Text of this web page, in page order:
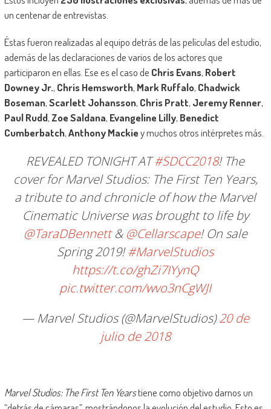
un centenar de entrevistas.
Éstas fueron realizadas al equipo detrás de las películas del estudio,
además de las declaraciones de varios de los actores que
participaron en ellas. Ese es el caso de Chris Evans, Robert
Downey Jr., Chris Hemsworth, Mark Ruffalo, Chadwick
Boseman,Scarlett Johansson, Chris Pratt, Jeremy Renner,
Paul Rudd, Zoe Saldana, Evangeline Lilly, Benedict
Cumberbatch,Anthony Mackiey muchos otros intérpretes más.
REVEALED TONIGHT AT#SDCC2018! The
cover for Marvel Studios: The First Ten Years,
a tribute to and chronicle of how the Marvel
Cinematic Universe was brought to life by
@TaraDBennett& @Cellarscape! On sale
Spring 2019!#MarvelStudios
https://t.co/ghZi7IYynQ
pic.twitter.com/wvo3nCgWJI
— Marvel Studios (@MarvelStudios)20 de
julio de 2018
Marvel Studios: The First Ten Yearstiene como objetivo darnos un